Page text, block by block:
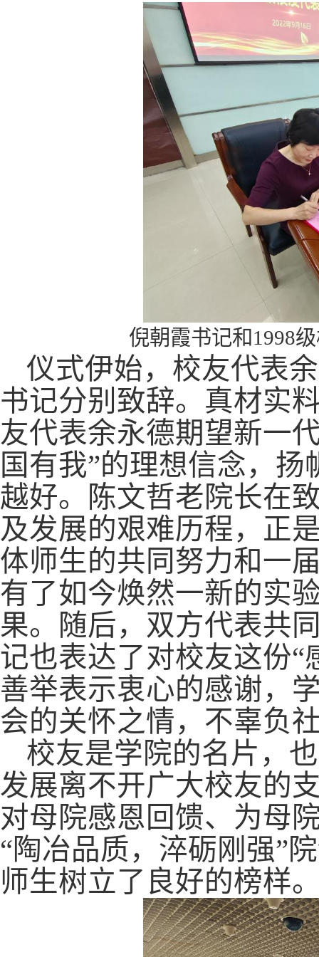
倪朝霞书记和1998
仪式伊始 ，校友代表
书记分别致辞。真材实
友代表余永德期望新一
国有我”的理想信念，
越好。陈文哲老院长在
及发展的艰难历程，正
体师生的共同努力和一
有了如今焕然一新的实
果。
随后，双方代表共
记也表达了对校友这份“
善举表示衷心的感谢，
会的关怀之情，不辜负
校友是学院的名片，
发展离不开广大校友的
对母院感恩回馈、为母
“陶冶品质，淬砺刚强”
师生树立了良好的榜样